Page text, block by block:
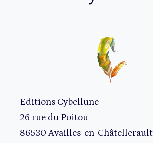
Editions Cybellune
26 rue du Poitou
86530 Availles-en-Châtellerault